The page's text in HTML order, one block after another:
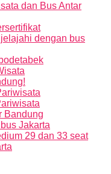
dan Bus Antar
dengan bus
Bandung
Jakarta
29 dan 33 seat